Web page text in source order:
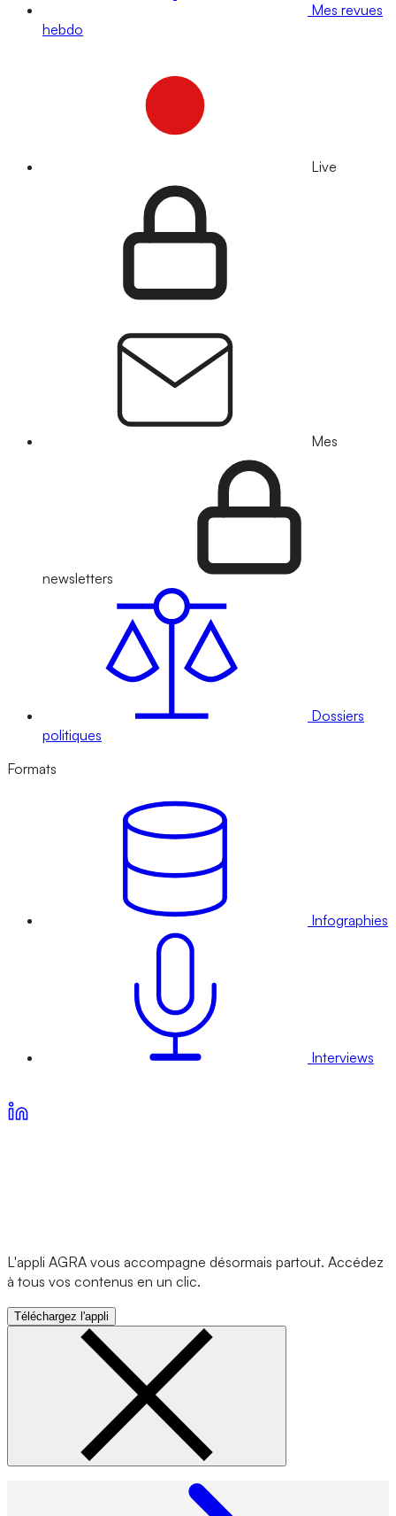
Mes revues
hebdo
Live
Mes
newsletters
Dossiers
politiques
Formats
Infographies
Interviews
L'appli AGRA vous accompagne désormais partout. Accédez
à tous vos contenus en un clic.
Téléchargez l'appli